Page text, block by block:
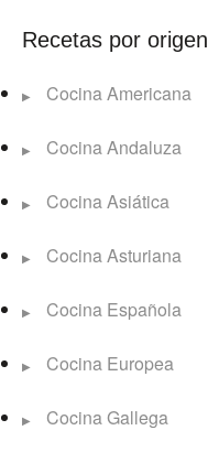
Recetas por origen
Cocina Americana
Cocina Andaluza
Cocina Asiática
Cocina Asturiana
Cocina Española
Cocina Europea
Cocina Gallega